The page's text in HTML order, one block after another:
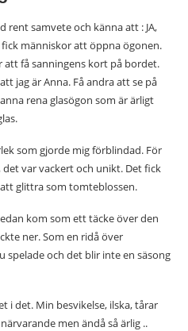
rent samvete och känna att : JA,
människor att öppna ögonen.
att få sanningens kort på bordet.
jag är Anna. Få andra att se på
rena glasögon som är ärligt
som gjorde mig förblindad. För
var vackert och unikt. Det fick
glittra som tomteblossen.
kom som ett täcke över den
ner. Som en ridå över
spelade och det blir inte en säsong
i det. Min besvikelse, ilska, tårar
men ändå så ärlig ..